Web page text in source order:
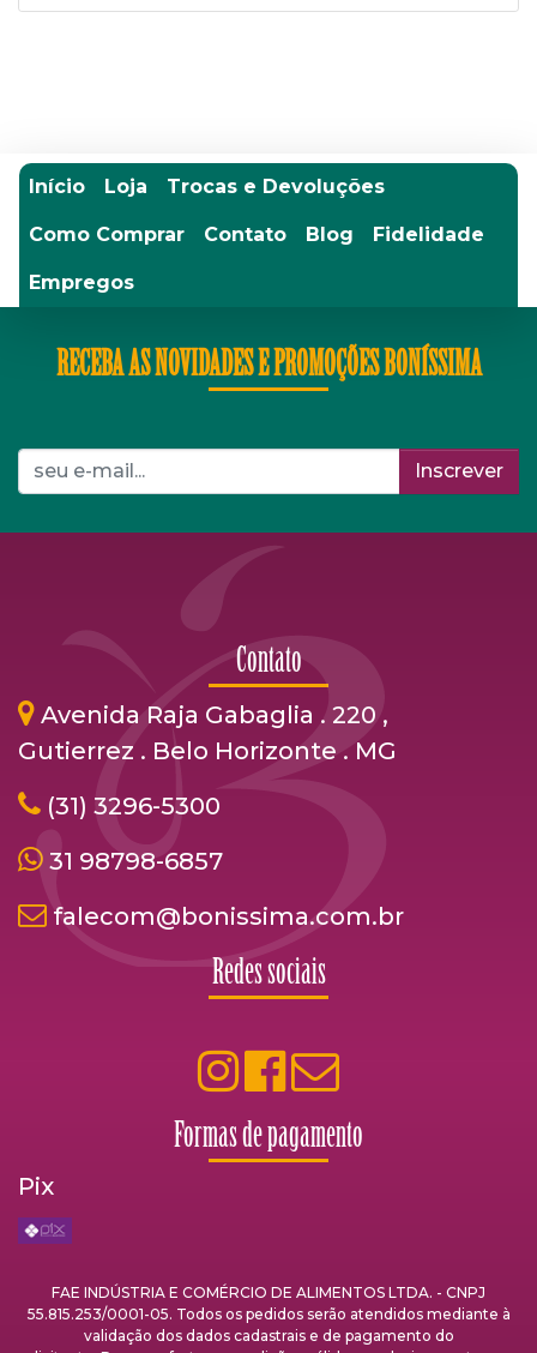
Início Loja Trocas e Devoluções
Como Comprar Contato Blog Fidelidade
Empregos
RECEBA AS NOVIDADES E PROMOÇÕES BONÍSSIMA
Inscrever
Contato
Avenida Raja Gabaglia . 220 ,
Gutierrez . Belo Horizonte . MG
(31) 3296-5300
31 98798-6857
falecom@bonissima.com.br
Redes sociais
Formas de pagamento
Pix
FAE INDÚSTRIA E COMÉRCIO DE ALIMENTOS LTDA. - CNPJ
55.815.253/0001-05. Todos os pedidos serão atendidos mediante à
validação dos dados cadastrais e de pagamento do